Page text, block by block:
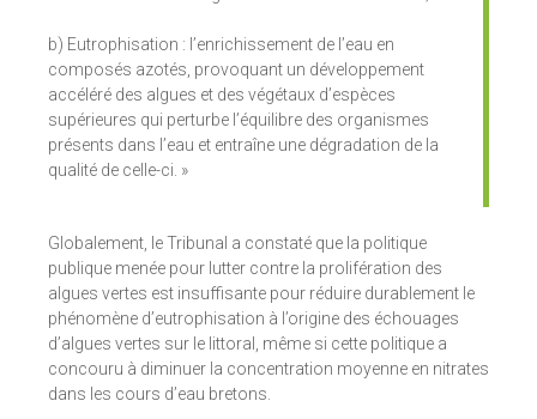
b) Eutrophisation : l’enrichissement de l’eau en
composés azotés, provoquant un développement
accéléré des algues et des végétaux d’espèces
supérieures qui perturbe l’équilibre des organismes
présents dans l’eau et entraîne une dégradation de la
qualité de celle-ci. »
Globalement, le Tribunal a constaté que la politique
publique menée pour lutter contre la prolifération des
algues vertes est insuffisante pour réduire durablement le
phénomène d’eutrophisation à l’origine des échouages
d’algues vertes sur le littoral, même si cette politique a
concouru à diminuer la concentration moyenne en nitrates
dans les cours d’eau bretons.